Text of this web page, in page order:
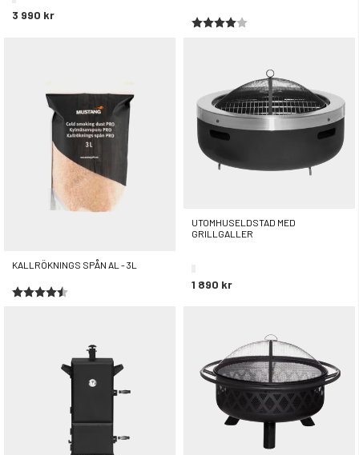
3 990 kr Betyg:
4.0 utav 5 stjärnor
KALLRÖKNINGS SPÅN AL - 3L
Betyg:
4.8 utav 5 stjärnor
UTOMHUSELDSTAD MED
GRILLGALLER
1 890 kr